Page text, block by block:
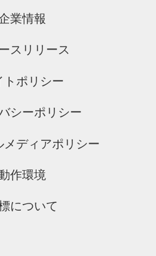
業情報
スリリース
トポリシー
シーポリシー
メディアポリシー
作環境
について